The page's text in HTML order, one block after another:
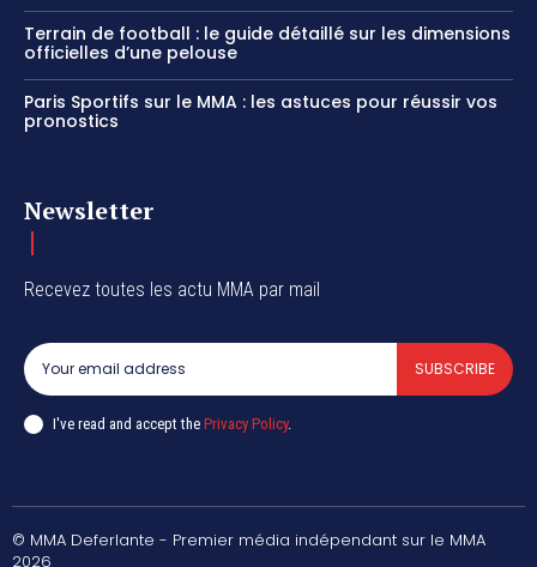
Terrain de football : le guide détaillé sur les dimensions
officielles d’une pelouse
Paris Sportifs sur le MMA : les astuces pour réussir vos
pronostics
Newsletter
Recevez toutes les actu MMA par mail
SUBSCRIBE
I've read and accept the Privacy Policy.
© MMA Deferlante - Premier média indépendant sur le MMA
2026